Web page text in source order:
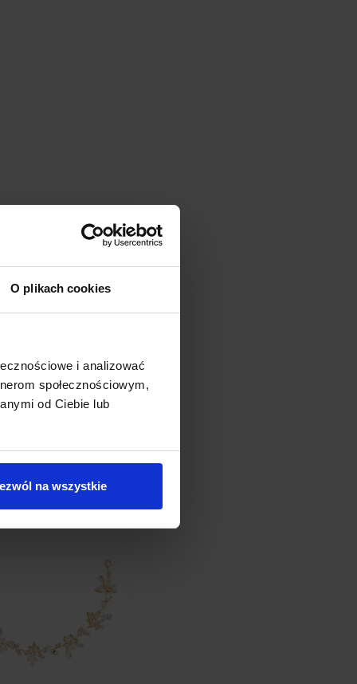
O plikach cookies
i analizować
społecznościowym,
od Ciebie lub
na wszystkie